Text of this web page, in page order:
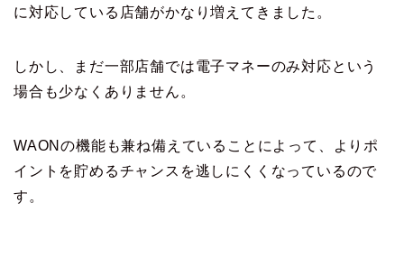
に対応している店舗がかなり増えてきました。
しかし、まだ一部店舗では電子マネーのみ対応という
場合も少なくありません。
WAONの機能も兼ね備えていることによって、よりポ
イントを貯めるチャンスを逃しにくくなっているので
す。